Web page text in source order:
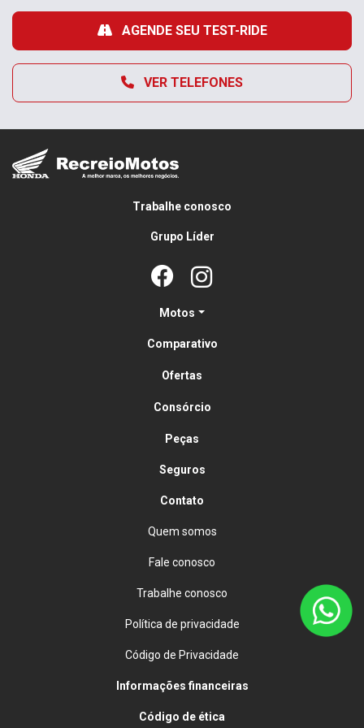
VER TELEFONES
AGENDE SEU TEST-RIDE
Trabalhe conosco
Grupo Líder
Motos
Comparativo
Ofertas
Consórcio
Peças
Seguros
Contato
Quem somos
Fale conosco
Trabalhe conosco
Política de privacidade
Código de Privacidade
Informações financeiras
Código de ética